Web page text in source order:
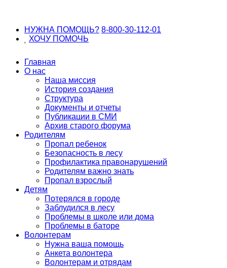
НУЖНА ПОМОЩЬ? 8-800-30-112-01
ХОЧУ ПОМОЧЬ
Главная
О нас
Наша миссия
История создания
Структура
Документы и отчеты
Публикации в СМИ
Архив старого форума
Родителям
Пропал ребенок
Безопасность в лесу
Профилактика правонарушений
Родителям важно знать
Пропал взрослый
Детям
Потерялся в городе
Заблудился в лесу
Проблемы в школе или дома
Проблемы в баторе
Волонтерам
Нужна ваша помощь
Анкета волонтера
Волонтерам и отрядам